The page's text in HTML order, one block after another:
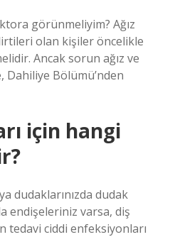
görünmeliyim? Ağız
olan kişiler öncelikle
Ancak sorun ağız ve
Dahiliye Bölümü’nden
için hangi
dudaklarınızda dudak
endişeleriniz varsa, diş
tedavi ciddi enfeksiyonları